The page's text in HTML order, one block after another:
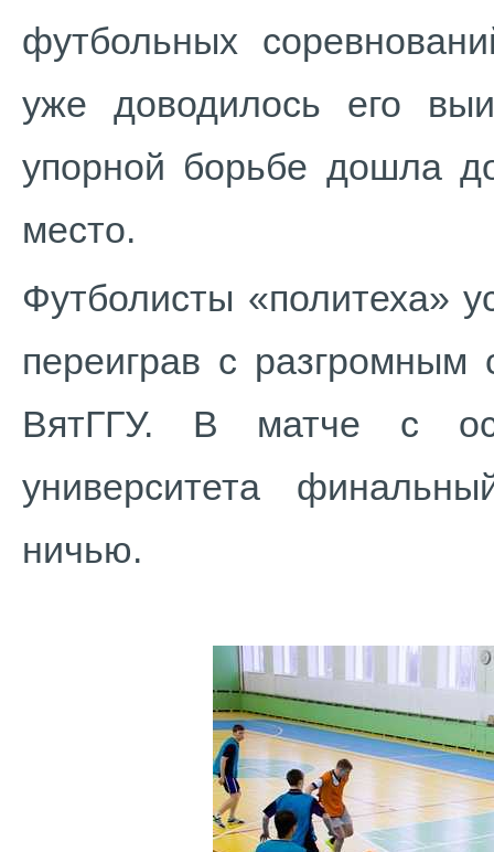
футбольных
уже доводилось его
упорной борьбе дошла
место.
Футболисты «политеха»
переиграв с
ВятГГУ. В матче с
университета
ничью.